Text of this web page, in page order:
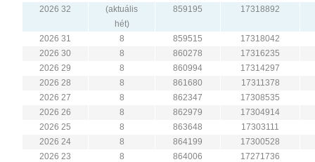
2026 32
(aktuális
hét)
859195 17318892
2026 31 8 859515
17318042
2026 30
8 860278
17316235
2026 29
8 860994
17314297
2026 28
8 861680
17311378
2026 27
8 862347
17308535
2026 26
8 862979
17304914
2026 25
8 863648
17303111
2026 24
8 864199
17300528
2026 23
8 864006
17271736